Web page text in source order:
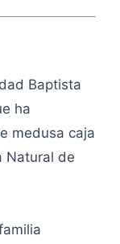
Baptista
ha
medusa caja
Natural de